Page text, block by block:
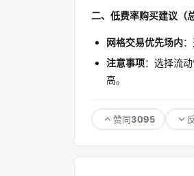
二、低费率购买建议（总
网格交易优先场内
注意事项：选择流
高。
赞同3095